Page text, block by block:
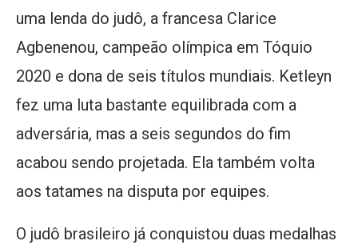
uma lenda do judô, a francesa Clarice
Agbenenou, campeão olímpica em Tóquio
2020 e dona de seis títulos mundiais. Ketleyn
fez uma luta bastante equilibrada com a
adversária, mas a seis segundos do fim
acabou sendo projetada. Ela também volta
aos tatames na disputa por equipes.
O judô brasileiro já conquistou duas medalhas